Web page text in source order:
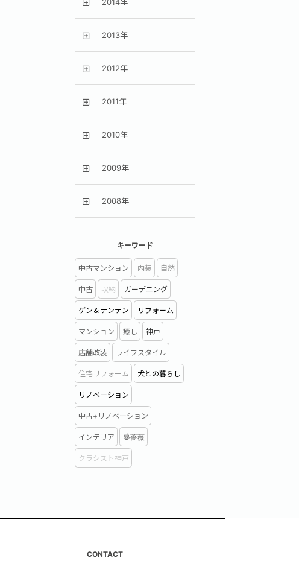
2013年
2012年
2011年
2010年
2009年
2008年
キーワード
中古マンション 内装 自然
中古 収納 ガーデニング
ゲン＆テンテン リフォーム
マンション 癒し 神戸
店舗改装 ライフスタイル
住宅リフォーム 犬との暮らし
リノベーション
中古+リノベーション
インテリア 蔓薔薇
クラシスト神戸
CONTACT